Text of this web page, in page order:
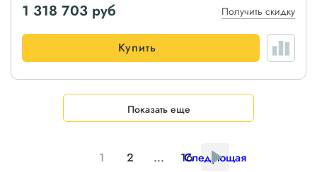
1 318 703 руб Получить скидку
Купить
Показать еще
1 2 ... 16
Следующая